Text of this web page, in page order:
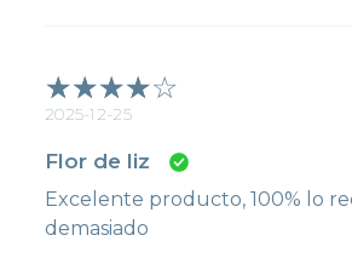
2025-12-25
Flor de liz
Excelente producto, 100% lo
demasiado